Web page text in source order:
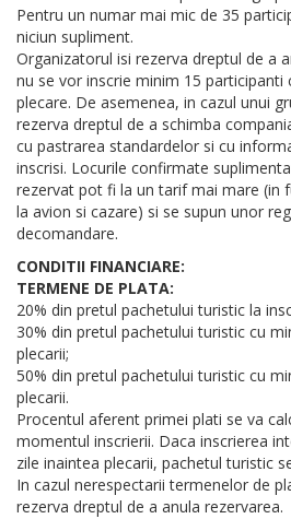
Pentru un numar mai mic de 35
niciun supliment.
Organizatorul isi rezerva dreptul de a
nu se vor inscrie minim 15 participanti
plecare. De asemenea, in cazul unui
rezerva dreptul de a schimba
cu pastrarea standardelor si cu
inscrisi. Locurile confirmate
rezervat pot fi la un tarif mai mare (in
la avion si cazare) si se supun unor
decomandare.
CONDITII FINANCIARE:
TERMENE DE PLATA:
20% din pretul pachetului turistic la
30% din pretul pachetului turistic cu
plecarii;
50% din pretul pachetului turistic cu
plecarii.
Procentul aferent primei plati se va
momentul inscrierii. Daca inscrierea
zile inaintea plecarii, pachetul turistic
In cazul nerespectarii termenelor de
rezerva dreptul de a anula rezervarea.